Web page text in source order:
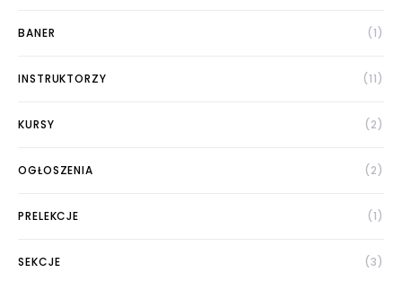
BANER (1)
INSTRUKTORZY (11)
KURSY (2)
OGŁOSZENIA (2)
PRELEKCJE (1)
SEKCJE (3)